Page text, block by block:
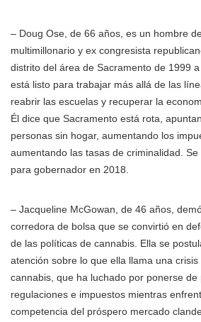
– Doug Ose, de 66 años, es un hombre
multimillonario y ex congresista
distrito del área de Sacramento de 1999
está listo para trabajar más allá de las
reabrir las escuelas y recuperar la
Él dice que Sacramento está rota,
personas sin hogar, aumentando los
aumentando las tasas de criminalidad.
para gobernador en 2018.
– Jacqueline McGowan, de 46 años,
corredora de bolsa que se convirtió en
de las políticas de cannabis. Ella se
atención sobre lo que ella llama una
cannabis, que ha luchado por ponerse
regulaciones e impuestos mientras
competencia del próspero mercado